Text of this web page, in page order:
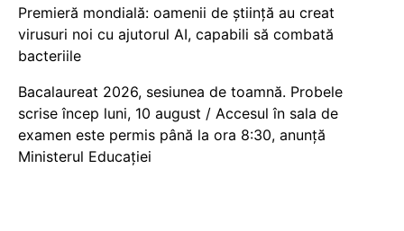
Premieră mondială: oamenii de știință au creat
virusuri noi cu ajutorul AI, capabili să combată
bacteriile
Bacalaureat 2026, sesiunea de toamnă. Probele
scrise încep luni, 10 august / Accesul în sala de
examen este permis până la ora 8:30, anunță
Ministerul Educației